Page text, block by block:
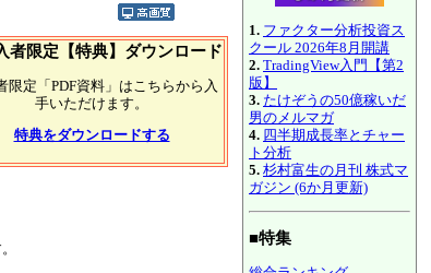
者限定【特典】ダウンロード
限定「PDF資料」はこちらから入
手いただけます。
特典をダウンロードする
1. ファクター分析投資ス
クール 2026年8月開講
2. TradingView入門【第2
版】
3. たけぞうの50億稼いだ
男のメルマガ
4. 四半期成長率とチャー
ト分析
5. 杉村富生の月刊 株式マ
ガジン (6か月更新)
■特集